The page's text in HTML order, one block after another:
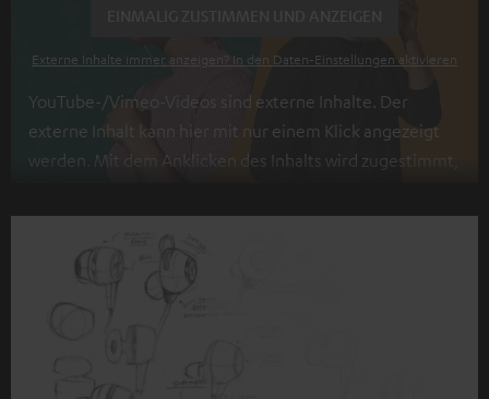
Externe Inhalte immer anzeigen? In den Daten‑Einstellungen aktivieren
YouTube-/Vimeo-Videos sind externe Inhalte. Der
externe Inhalt kann hier mit nur einem Klick angezeigt
werden. Mit dem Anklicken des Inhalts wird zugestimmt,
personenbezogene Daten an Drittplattformen
Datenschutzerklärung unter I zu finden